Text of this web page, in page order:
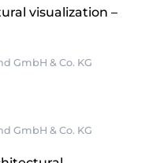
GmbH & Co. KG
GmbH & Co. KG